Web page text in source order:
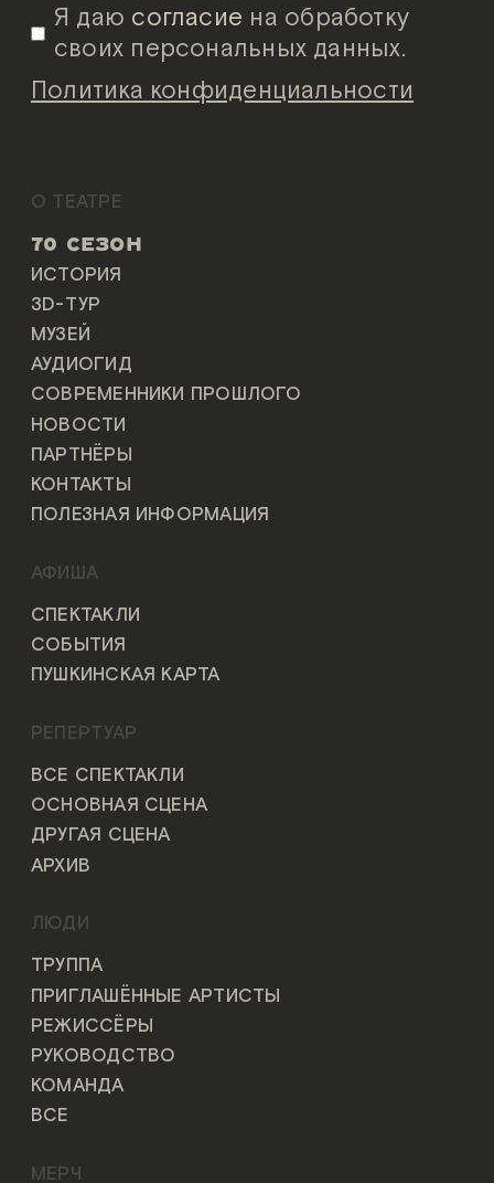
Я даю согласие на обработку
своих персональных данных.
Политика конфиденциальности
О ТЕАТРЕ
70 СЕЗОН
ИСТОРИЯ
3D-ТУР
МУЗЕЙ
АУДИОГИД
СОВРЕМЕННИКИ ПРОШЛОГО
НОВОСТИ
ПАРТНЁРЫ
КОНТАКТЫ
ПОЛЕЗНАЯ ИНФОРМАЦИЯ
АФИША
СПЕКТАКЛИ
СОБЫТИЯ
ПУШКИНСКАЯ КАРТА
РЕПЕРТУАР
ВСЕ СПЕКТАКЛИ
ОСНОВНАЯ СЦЕНА
ДРУГАЯ СЦЕНА
АРХИВ
ЛЮДИ
ТРУППА
ПРИГЛАШЁННЫЕ АРТИСТЫ
РЕЖИССЁРЫ
РУКОВОДСТВО
КОМАНДА
ВСЕ
МЕРЧ